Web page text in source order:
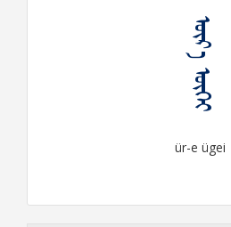
ᠦᠷ᠎ᠡ ᠦᠭᠡᠢ
ür-e ügei